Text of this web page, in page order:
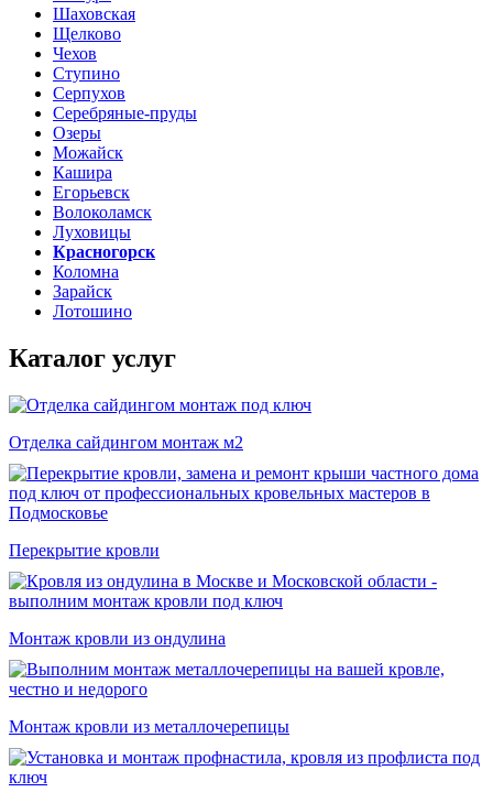
Шаховская
Щелково
Чехов
Ступино
Серпухов
Серебряные-пруды
Озеры
Можайск
Кашира
Егорьевск
Волоколамск
Луховицы
Красногорск
Коломна
Зарайск
Лотошино
Каталог услуг
Отделка сайдингом монтаж м2
Перекрытие кровли
Монтаж кровли из ондулина
Монтаж кровли из металлочерепицы